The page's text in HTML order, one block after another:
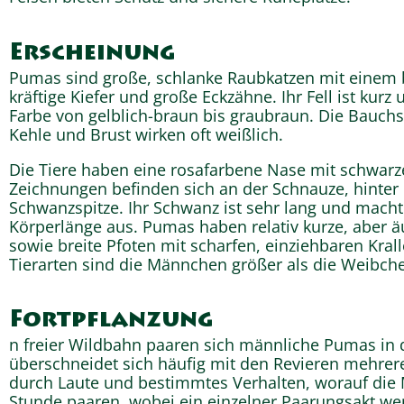
Erscheinung
Pumas sind große, schlanke Raubkatzen mit
kräftige Kiefer und große Eckzähne. Ihr Fell ist
Farbe von gelblich-braun bis graubraun. Die
Kehle und Brust wirken oft weißlich.
Die Tiere haben eine rosafarbene Nase mit
Zeichnungen befinden sich an der Schnauze,
Schwanzspitze. Ihr Schwanz ist sehr lang und
Körperlänge aus. Pumas haben relativ kurze, aber
sowie breite Pfoten mit scharfen, einziehbaren
Tierarten sind die Männchen größer als die
Fortpflanzung
n freier Wildbahn paaren sich männliche Pumas in
überschneidet sich häufig mit den Revieren
durch Laute und bestimmtes Verhalten, worauf